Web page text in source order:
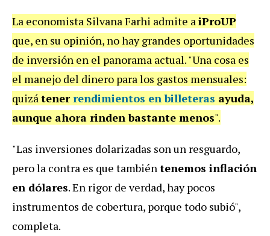
La economista Silvana Farhi admite aiProUP
que, en su opinión, no hay grandes oportunidades
de inversión en el panorama actual. "Una cosa es
el manejo del dinero para los gastos mensuales:
quizátenerrendimientos en billeteras ayuda,
aunque ahora rinden bastante menos".
"Las inversiones dolarizadas son un resguardo,
pero la contra es que tambiéntenemos inflación
en dólares. En rigor de verdad, hay pocos
instrumentos de cobertura, porque todo subió",
completa.